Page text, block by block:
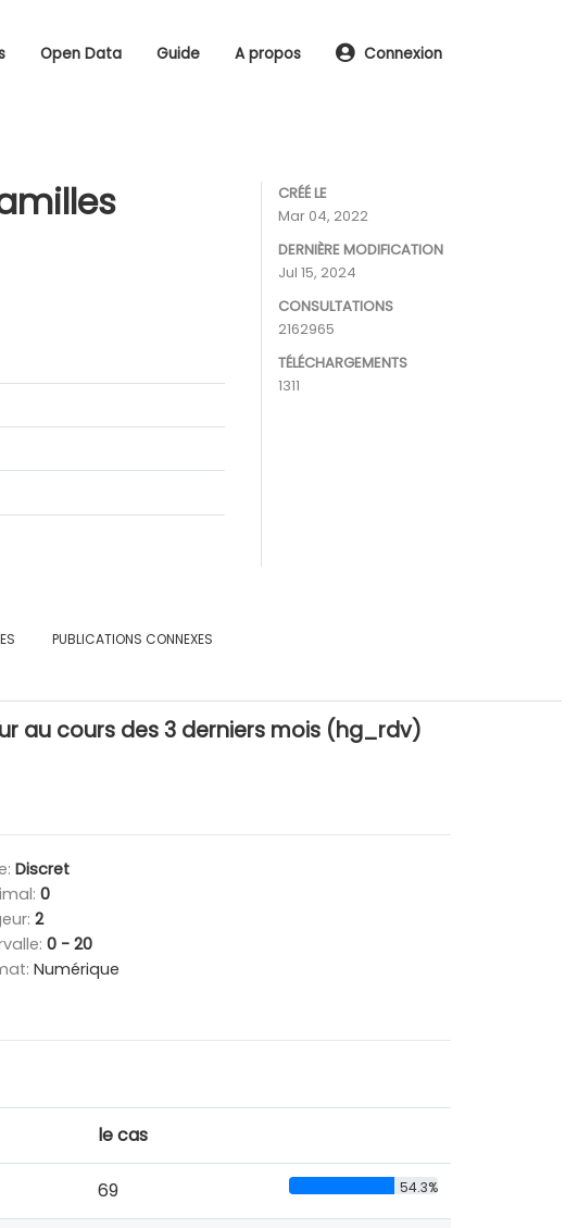
Open Data Guide A propos Connexion
CRÉÉ LE
Mar 04, 2022
DERNIÈRE MODIFICATION
Jul 15, 2024
CONSULTATIONS
2162965
TÉLÉCHARGEMENTS
1311
PUBLICATIONS CONNEXES
au cours des 3 derniers mois (hg_rdv)
Discret
0
2
0 - 20
Numérique
le cas
69 54.3%